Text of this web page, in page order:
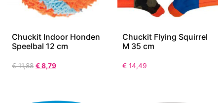
Chuckit Indoor Honden
Speelbal 12 cm
€11,88 €8,79
Chuckit Flying Squirrel
M 35 cm
€ 14,49